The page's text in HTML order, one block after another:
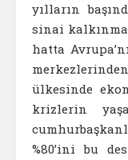
yılların
sinai
hatta
ülkesinde
krizlerin
%80’ini bu